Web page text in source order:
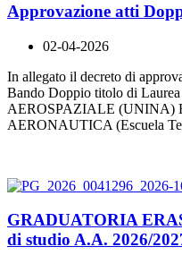
Approvazione atti
02-04-2026
In allegato il decreto di
Bando Doppio titolo di
AEROSPAZIALE (UNINA)
AERONAUTICA (Escuela
GRADUATORIA
di studio A.A. 2026/